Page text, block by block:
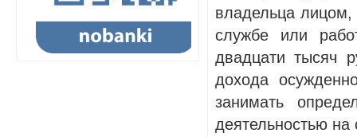
владельца
службе или
двадцати тысяч
дохода
занимать
деятельностью на